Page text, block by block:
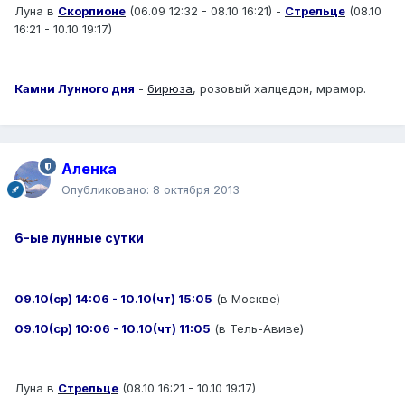
Луна в Скорпионе (06.09 12:32 - 08.10 16:21) - Стрельце (08.10
16:21 - 10.10 19:17)
Камни Лунного дня - бирюза, розовый халцедон, мрамор.
Аленка
Опубликовано: 8 октября 2013
6-ые лунные сутки
09.10(ср) 14:06 - 10.10(чт) 15:05 (в Москве)
09.10(ср) 10:06 - 10.10(чт) 11:05 (в Тель-Авиве)
Луна в Стрельце (08.10 16:21 - 10.10 19:17)